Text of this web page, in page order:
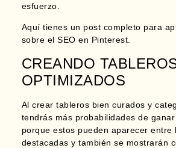
esfuerzo.
Aquí tienes un post completo para
sobre el SEO en Pinterest.
CREANDO
OPTIMIZADOS
Al crear tableros bien curados y
tendrás más probabilidades de
porque estos pueden aparecer entre
destacadas y también se mostrarán